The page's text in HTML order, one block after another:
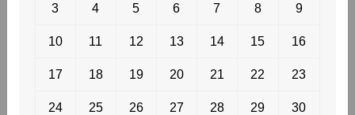
3 4 5 6 7 8 9
10 11 12 13 14 15 16
17 18 19 20 21 22 23
24 25 26 27 28 29 30